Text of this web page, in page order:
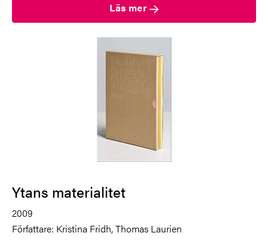
Läs mer
Ytans materialitet
2009
Författare: Kristina Fridh, Thomas Laurien